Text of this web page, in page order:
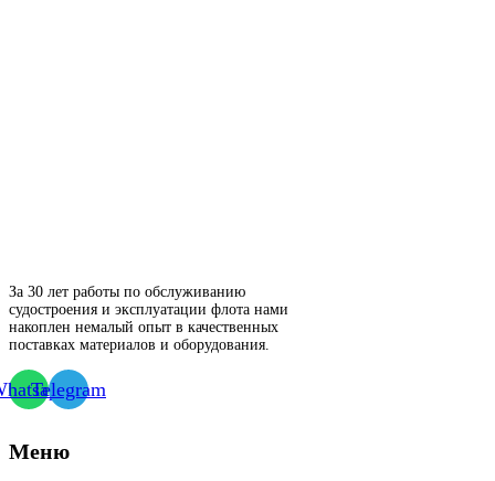
За 30 лет работы по обслуживанию
судостроения и эксплуатации флота нами
накоплен немалый опыт в качественных
поставках материалов и оборудования.
Telegram
Меню